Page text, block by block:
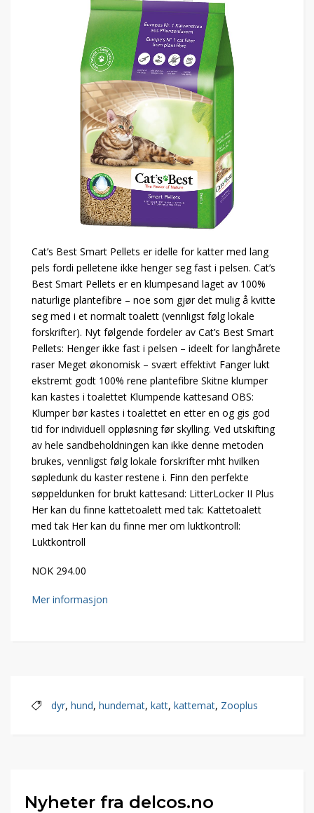
Cat’s Best Smart Pellets er idelle for katter med lang
pels fordi pelletene ikke henger seg fast i pelsen. Cat’s
Best Smart Pellets er en klumpesand laget av 100%
naturlige plantefibre – noe som gjør det mulig å kvitte
seg med i et normalt toalett (vennligst følg lokale
forskrifter). Nyt følgende fordeler av Cat’s Best Smart
Pellets: Henger ikke fast i pelsen – ideelt for langhårete
raser Meget økonomisk – svært effektivt Fanger lukt
ekstremt godt 100% rene plantefibre Skitne klumper
kan kastes i toalettet Klumpende kattesand OBS:
Klumper bør kastes i toalettet en etter en og gis god
tid for individuell oppløsning før skylling. Ved utskifting
av hele sandbeholdningen kan ikke denne metoden
brukes, vennligst følg lokale forskrifter mht hvilken
søpledunk du kaster restene i. Finn den perfekte
søppeldunken for brukt kattesand: LitterLocker II Plus
Her kan du finne kattetoalett med tak: Kattetoalett
med tak Her kan du finne mer om luktkontroll:
Luktkontroll
NOK 294.00
Mer informasjon
dyr, hund, hundemat, katt, kattemat, Zooplus
Nyheter fra delcos.no